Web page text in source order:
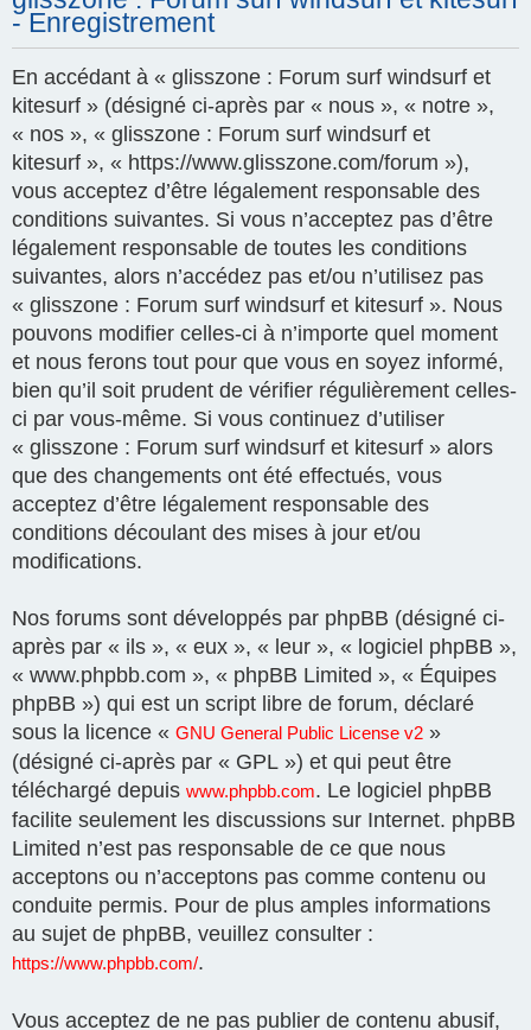
- Enregistrement
En accédant à « glisszone : Forum surf windsurf et
kitesurf » (désigné ci-après par « nous », « notre »,
« nos », « glisszone : Forum surf windsurf et
kitesurf », « https://www.glisszone.com/forum »),
vous acceptez d’être légalement responsable des
conditions suivantes. Si vous n’acceptez pas d’être
légalement responsable de toutes les conditions
suivantes, alors n’accédez pas et/ou n’utilisez pas
« glisszone : Forum surf windsurf et kitesurf ». Nous
pouvons modifier celles-ci à n’importe quel moment
et nous ferons tout pour que vous en soyez informé,
bien qu’il soit prudent de vérifier régulièrement celles-
ci par vous-même. Si vous continuez d’utiliser
« glisszone : Forum surf windsurf et kitesurf » alors
que des changements ont été effectués, vous
acceptez d’être légalement responsable des
conditions découlant des mises à jour et/ou
modifications.
Nos forums sont développés par phpBB (désigné ci-
après par « ils », « eux », « leur », « logiciel phpBB »,
« www.phpbb.com », « phpBB Limited », « Équipes
phpBB ») qui est un script libre de forum, déclaré
sous la licence « GNU General Public License v2 »
(désigné ci-après par « GPL ») et qui peut être
téléchargé depuis www.phpbb.com. Le logiciel phpBB
facilite seulement les discussions sur Internet. phpBB
Limited n’est pas responsable de ce que nous
acceptons ou n’acceptons pas comme contenu ou
conduite permis. Pour de plus amples informations
au sujet de phpBB, veuillez consulter :
https://www.phpbb.com/.
Vous acceptez de ne pas publier de contenu abusif,